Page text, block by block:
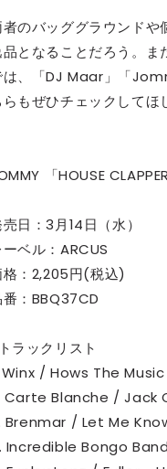
者のバッググラウンド
となることだろう。ま
は、「DJ Maar」「
らもぜひチェックしてほ
「HOUSE
日：3月14日（水）
ーベル：ARCUS
格：2,205円(税込)
：BBQ37CD
ラックリスト
Winx / Hows The
Carte Blanche / Jack
Brenmar / Let Me
Incredible Bongo